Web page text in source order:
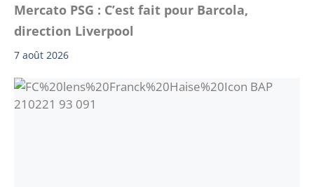
Mercato PSG : C’est fait pour Barcola,
direction Liverpool
7 août 2026